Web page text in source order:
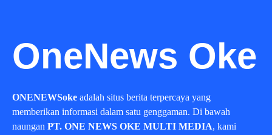
OneNews Oke
ONENEWSoke adalah situs berita terpercaya yang
memberikan informasi dalam satu genggaman. Di bawah
naungan PT. ONE NEWS OKE MULTI MEDIA, kami